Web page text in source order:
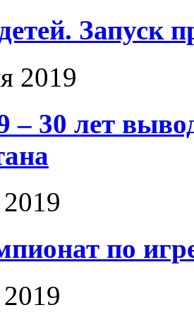
Запуск
2019
– 30 лет
по